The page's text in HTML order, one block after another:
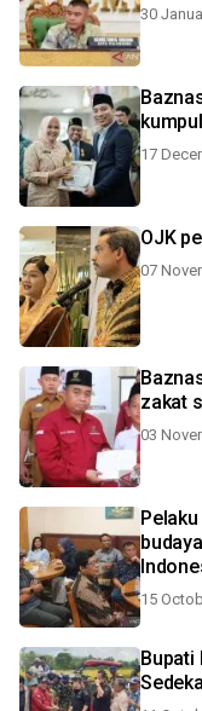
30
17
OJK
07
03
15
Bupati